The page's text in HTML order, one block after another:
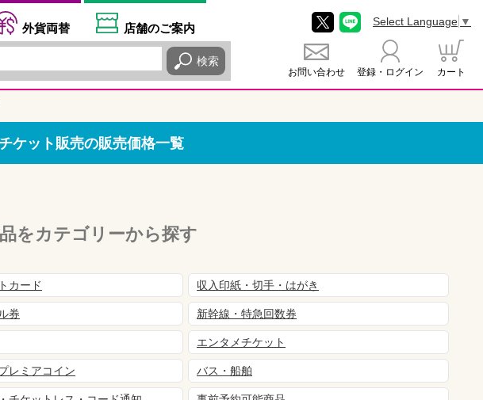
外貨両替 店舗のご案内
検索
お問い合わせ 登録・ログイン カート
Select Language ▼
ケット販売の販売価格一覧
をカテゴリーから探す
カード 収入印紙・切手・はがき
券 新幹線・特急回数券
エンタメチケット
レミアコイン バス・船舶